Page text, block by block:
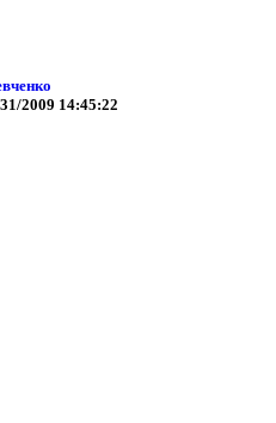
2009 14:45:22